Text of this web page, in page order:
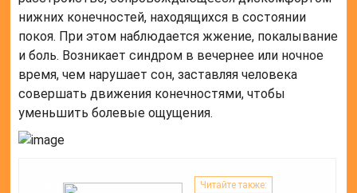
нижних конечностей, находящихся в состоянии
покоя. При этом наблюдается жжение, покалывание
и боль. Возникает синдром в вечернее или ночное
время, чем нарушает сон, заставляя человека
совершать движения конечностями, чтобы
уменьшить болевые ощущения.
Читайте также: